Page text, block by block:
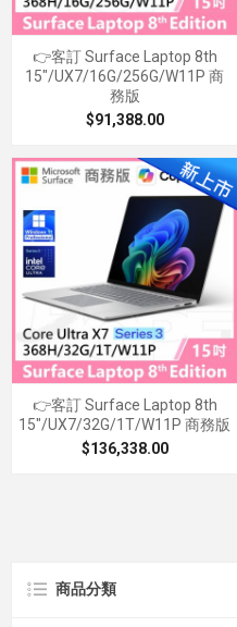
👉客訂 Surface Laptop 8th
15"/UX7/16G/256G/W11P 商
務版
$91,388.00
👉客訂 Surface Laptop 8th
15"/UX7/32G/1T/W11P 商務版
$136,338.00
商品分類